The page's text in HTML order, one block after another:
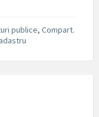
publice, Compart.